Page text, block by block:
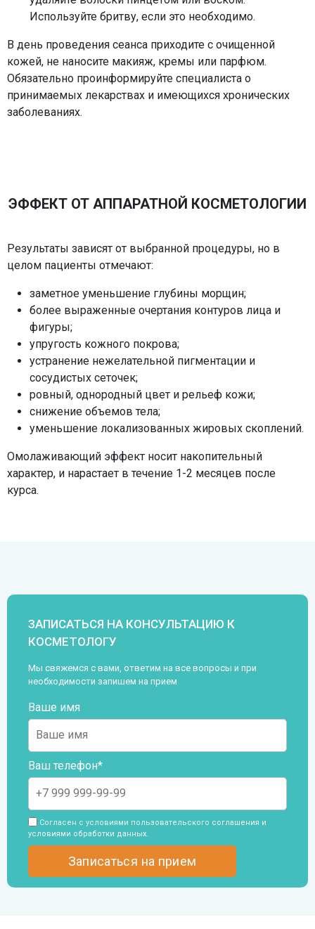
Используйте бритву, если это необходимо.
В день проведения сеанса приходите с очищенной
кожей, не наносите макияж, кремы или парфюм.
Обязательно проинформируйте специалиста о
принимаемых лекарствах и имеющихся хронических
заболеваниях.
ЭФФЕКТ ОТ АППАРАТНОЙ КОСМЕТОЛОГИИ
Результаты зависят от выбранной процедуры, но в
целом пациенты отмечают:
заметное уменьшение глубины морщин;
более выраженные очертания контуров лица и
фигуры;
упругость кожного покрова;
устранение нежелательной пигментации и
сосудистых сеточек;
ровный, однородный цвет и рельеф кожи;
снижение объемов тела;
уменьшение локализованных жировых скоплений.
Омолаживающий эффект носит накопительный
характер, и нарастает в течение 1-2 месяцев после
курса.
ЗАПИСАТЬСЯ НА КОНСУЛЬТАЦИЮ К
КОСМЕТОЛОГУ
Мы свяжемся с вами, ответим на все вопросы и при
необходимости запишем на прием
Ваше имя
Ваш телефон*
Согласен с условиями пользовательского соглашения и
условиями обработки данных